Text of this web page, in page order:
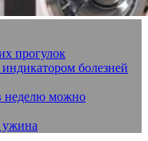
прогулок
болезней
неделю можно
ужина